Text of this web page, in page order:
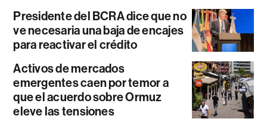
Presidente del BCRA dice que no
ve necesaria una baja de encajes
para reactivar el crédito
Activos de mercados
emergentes caen por temor a
que el acuerdo sobre Ormuz
eleve las tensiones